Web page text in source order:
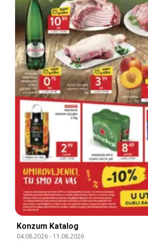
Konzum Katalog
04.08.2026- 11.08.2026